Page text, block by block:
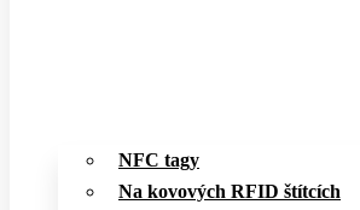
NFC tagy
Na kovových RFID štítcích